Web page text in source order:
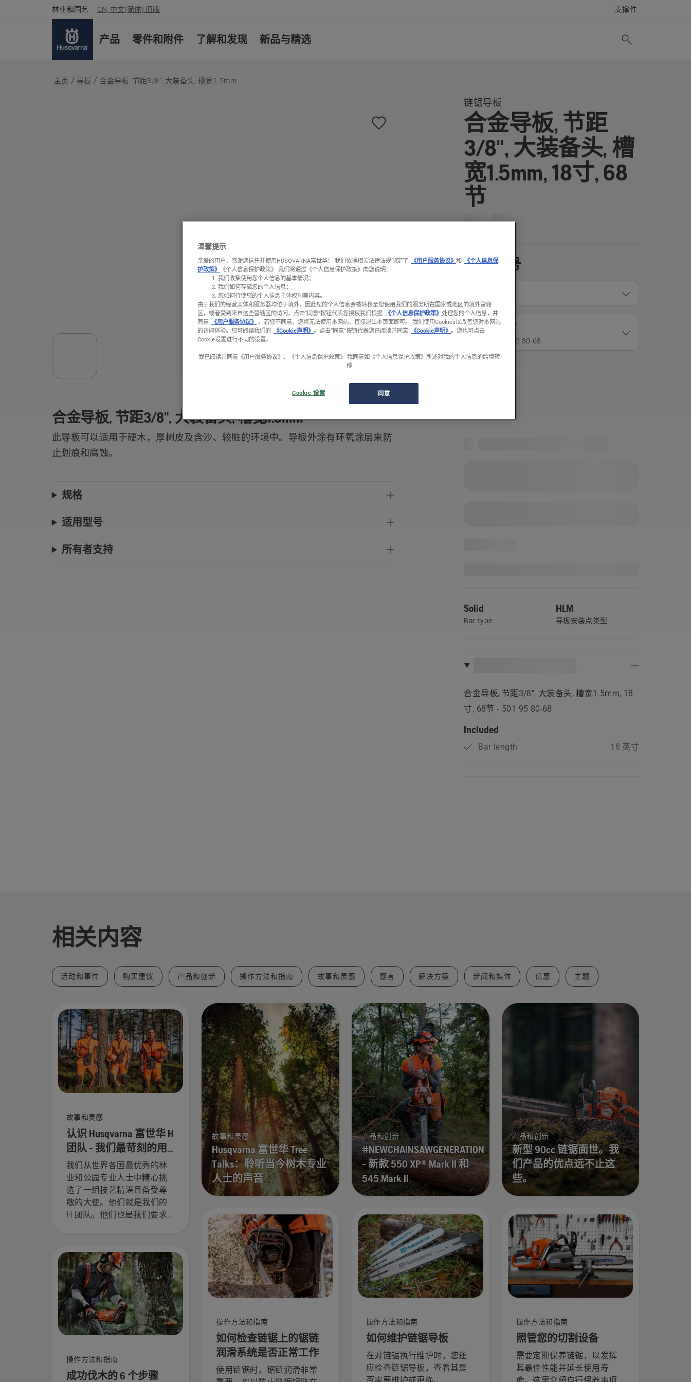
林业和园艺 – CN, 中文(简体) 旧版 支撑件
产品 零件和附件 了解和发现 新品与精选
主页 导板 合金导板, 节距3/8", 大装备头, 槽宽1.5mm
1/1
链锯导板
合金导板, 节距
3/8", 大装备头, 槽
宽1.5mm, 18寸, 68
节
产品型号
Variant
18寸, 68节
货号： 501 95 80‑68
Solid
Bar type
HLM
导板安装点类型
合金导板, 节距3/8", 大装备头, 槽宽1.5mm, 18
寸, 68节 - 501 95 80‑68
Included
Bar length 18 英寸
合金导板, 节距3/8", 大装备头, 槽宽1.5mm
此导板可以适用于硬木，厚树皮及含沙、较脏的环境中。导板外涂有环氧涂层来防
止划痕和腐蚀。
规格
适用型号
所有者支持
相关内容
活动和事件 购买建议 产品和创新 操作方法和指南 故事和灵感 感言 解决方案 新闻和媒体 优惠 主题
故事和灵感
认识 Husqvarna 富世华 H
团队 - 我们最苛刻的用
户
我们从世界各国最优秀的林
业和公园专业人士中精心挑
选了一组技艺精湛且备受尊
敬的大使。他们就是我们的
H 团队。他们也是我们要求
操作方法和指南
成功伐木的 6 个步骤
故事和灵感
Husqvarna 富世华 Tree
Talks：聆听当今树木专业
人士的声音
操作方法和指南
如何检查链锯上的锯链
润滑系统是否正常工作
使用链锯时，锯链润滑非常
产品和创新
#NEWCHAINSAWGENERATION
- 新款 550 XP® Mark II 和
545 Mark II
操作方法和指南
如何维护链锯导板
在对链锯执行维护时，您还
应检查链锯导板，查看其是
产品和创新
新型 90cc 链锯面世。我
们产品的优点远不止这
些。
操作方法和指南
照管您的切割设备
需要定期保养链锯，以发挥
其最佳性能并延长使用寿
温馨提示
亲爱的用户，感谢您信任并使用HUSQVARNA富世华！ 我们依据相关法律法规制定了 《用户服务协议》 和
《个人信息保
护政策》
《个人信息保护政策》 我们将通过《个人信息保护政策》向您说明：
我们收集使用您个人信息的基本情况；
我们如何存储您的个人信息；
您如何行使您的个人信息主体权利等内容。
由于我们的经营实体和服务器均位于境外，因此您的个人信息会被转移至您使用我们的服务所在国家或地区的境外管辖
区，或者受到来自这些管辖区的访问。 点击“同意”按钮代表您授权我们根据 《个人信息保护政策》 处理您的个人信息，并
同意
《用户服务协议》 。若您不同意，您将无法使用本网站，直接退出本页面即可。 我们使用Cookies以改善您对本网站
的访问体验。您可阅读我们的
《Cookie声明》 。点击“同意”按钮代表您已阅读并同意 《Cookie声明》 。您也可点击
Cookie设置进行不同的设置。
我已阅读并同意《用户服务协议》、《个人信息保护政策》 我同意如《个人信息保护政策》所述对我的个人信息的跨境转
移
同意
Cookie 设置